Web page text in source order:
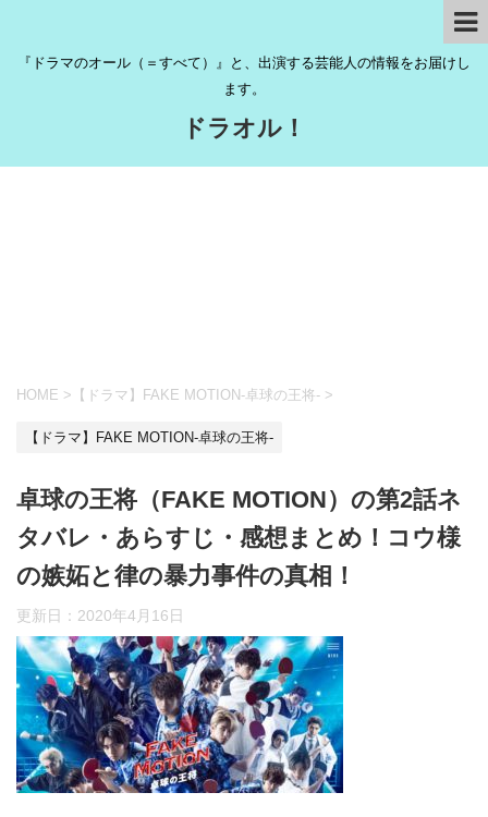
『ドラマのオール（＝すべて）』と、出演する芸能人の情報をお届けし
ます。
ドラオル！
HOME > 【ドラマ】FAKE MOTION-卓球の王将- >
【ドラマ】FAKE MOTION-卓球の王将-
卓球の王将（FAKE MOTION）の第2話ネ
タバレ・あらすじ・感想まとめ！コウ様
の嫉妬と律の暴力事件の真相！
更新日： 2020年4月16日